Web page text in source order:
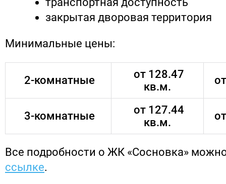
закрытая дворовая территория
Минимальные цены:
2-комнатные
от 128.47
кв.м.
3-комнатные
от 127.44
кв.м.
Все подробности о ЖК «Сосновка»
ссылке.